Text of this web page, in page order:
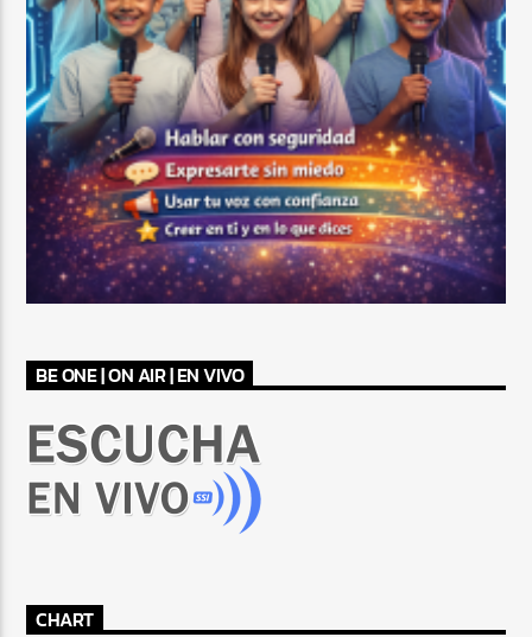
BE ONE | ON AIR | EN VIVO
CHART